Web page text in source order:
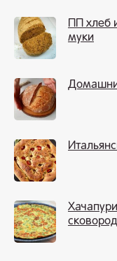
ПП хлеб
муки